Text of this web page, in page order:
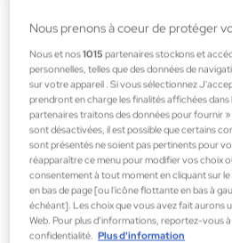
Estée Lauder
PLEASURES MEN Cologne Spray
Parfums pour hommes
68,00 €
Nous prenons à coeur de protéger
Nous et nos1015 partenaires stockons et
personnelles, telles que des données de
sur votre appareil . Si vous sélectionnez
prendront en charge les finalités affichées
partenaires traitons des données pour fournir
sont désactivées, il est possible que certains
sont présentés ne soient pas pertinents pour
réapparaître ce menu pour modifier vos choix
consentement à tout moment en cliquant sur
en bas de page [ou l'icône flottante en bas à
échéant]. Les choix que vous avez fait aurons
Web. Pour plus d’informations, reportez-vous
confidentialité. Plus d'information